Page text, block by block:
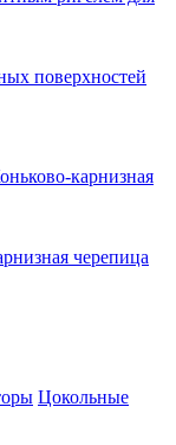
поверхностей
карнизная
черепица
Цокольные